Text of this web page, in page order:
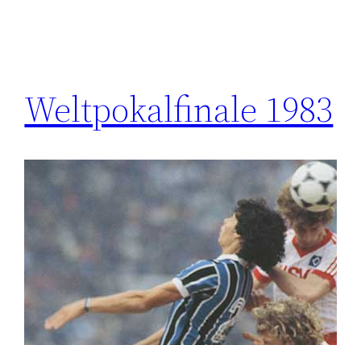
Weltpokalfinale 1983